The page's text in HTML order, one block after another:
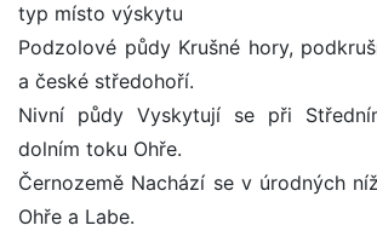
typ místo výskytu
Podzolové půdy Krušné hory,
a české středohoří.
Nivní půdy Vyskytují se při
dolním toku Ohře.
Černozemě Nachází se v úrodných
Ohře a Labe.